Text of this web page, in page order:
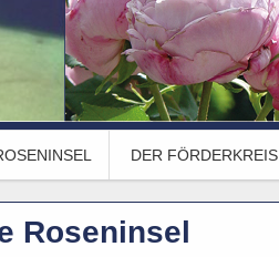
DER FÖRDERKREIS
Roseninsel